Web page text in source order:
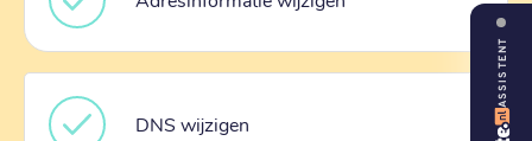
DNS wijzigen
ASSISTENT